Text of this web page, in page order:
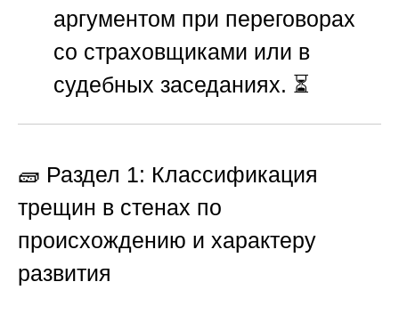
аргументом при переговорах
со страховщиками или в
судебных заседаниях. ⏳
🧱 Раздел 1: Классификация
трещин в стенах по
происхождению и характеру
развития